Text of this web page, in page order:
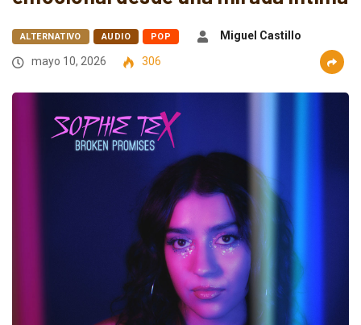
ALTERNATIVO AUDIO POP
Miguel Castillo
mayo 10, 2026
306